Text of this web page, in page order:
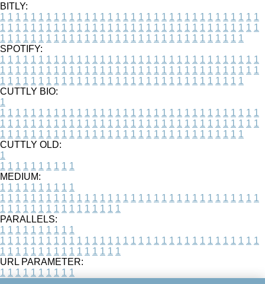
BITLY:
1 1 1 1 1 1 1 1 1 1 1 1 1 1 1 1 1 1 1 1 1 1 1 1 1 1 1 1 1 1 1 1 1 1
1 1 1 1 1 1 1 1 1 1 1 1 1 1 1 1 1 1 1 1 1 1 1 1 1 1 1 1 1 1 1 1 1 1
1 1 1 1 1 1 1 1 1 1 1 1 1 1 1 1 1 1 1 1 1 1 1 1 1 1 1 1 1 1 1 1
SPOTIFY:
1 1 1 1 1 1 1 1 1 1 1 1 1 1 1 1 1 1 1 1 1 1 1 1 1 1 1 1 1 1 1 1 1 1
1 1 1 1 1 1 1 1 1 1 1 1 1 1 1 1 1 1 1 1 1 1 1 1 1 1 1 1 1 1 1 1 1 1
1 1 1 1 1 1 1 1 1 1 1 1 1 1 1 1 1 1 1 1 1 1 1 1 1 1 1 1 1 1 1 1
CUTTLY BIO:
1
1 1 1 1 1 1 1 1 1 1 1 1 1 1 1 1 1 1 1 1 1 1 1 1 1 1 1 1 1 1 1 1 1 1
1 1 1 1 1 1 1 1 1 1 1 1 1 1 1 1 1 1 1 1 1 1 1 1 1 1 1 1 1 1 1 1 1 1
1 1 1 1 1 1 1 1 1 1 1 1 1 1 1 1 1 1 1 1 1 1 1 1 1 1 1 1 1 1 1 1
CUTTLY OLD:
1
1 1 1 1 1 1 1 1 1 1
MEDIUM:
1 1 1 1 1 1 1 1 1 1
1 1 1 1 1 1 1 1 1 1 1 1 1 1 1 1 1 1 1 1 1 1 1 1 1 1 1 1 1 1 1 1 1 1
1 1 1 1 1 1 1 1 1 1 1 1 1 1 1 1
PARALLELS:
1 1 1 1 1 1 1 1 1 1
1 1 1 1 1 1 1 1 1 1 1 1 1 1 1 1 1 1 1 1 1 1 1 1 1 1 1 1 1 1 1 1 1 1
1 1 1 1 1 1 1 1 1 1 1 1 1 1 1 1
URL PARAMETER:
1 1 1 1 1 1 1 1 1 1